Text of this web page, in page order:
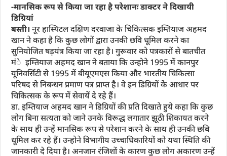
-मानसिक रूप से किया जा रहा है परेशानः डाक्टर ने दिखायी
डिग्रियां
बस्ती। नूर हास्पिटल दक्षिण दरवाजा के चिकित्सक इम्तियाज अहमद
खान ने कहा है कि कुछ लोगों द्वारा उनकी छवि धूमिल करने का
सुनियोजित षड़यंत्र किया जा रहा है। गुरूवार को पत्रकारों से बातचीत
मंे इम्तियाज अहमद खान ने बताया कि उन्होने 1995 में कानपुर
यूनिवर्सिटी से 1995 में बीयूएमएस किया और भारतीय चिकित्सा
परिषद से निबन्धन प्रमाण पत्र प्राप्त है। वे इन डिग्रियों केे आधार पर
चिकित्सक के रूप में सेवायें दे रहे हैं।
डा. इम्तियाज अहमद खान ने डिग्रियों की प्रति दिखाते हुये कहा कि कुछ
लोग बिना सत्यता को जाने उनके विरूद्ध लगातार झूठी शिकायत करने
के साथ ही उन्हें मानसिक रूप से परेशान करने के साथ ही उनकी छबि
धूमिल कर रहे हैं। उन्होने विभागीय उच्चाधिकारियों को यथा स्थिति की
जानकारी दे दिया है। अनजान रंजिशों के कारण कुछ लोग अकारण उन्हें